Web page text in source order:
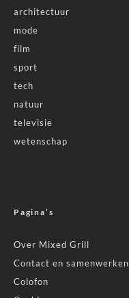
architectuur
mode
film
sport
tech
natuur
televisie
wetenschap
Pagina’s
Over Mixed Grill
Contact en samenwerken
Colofon